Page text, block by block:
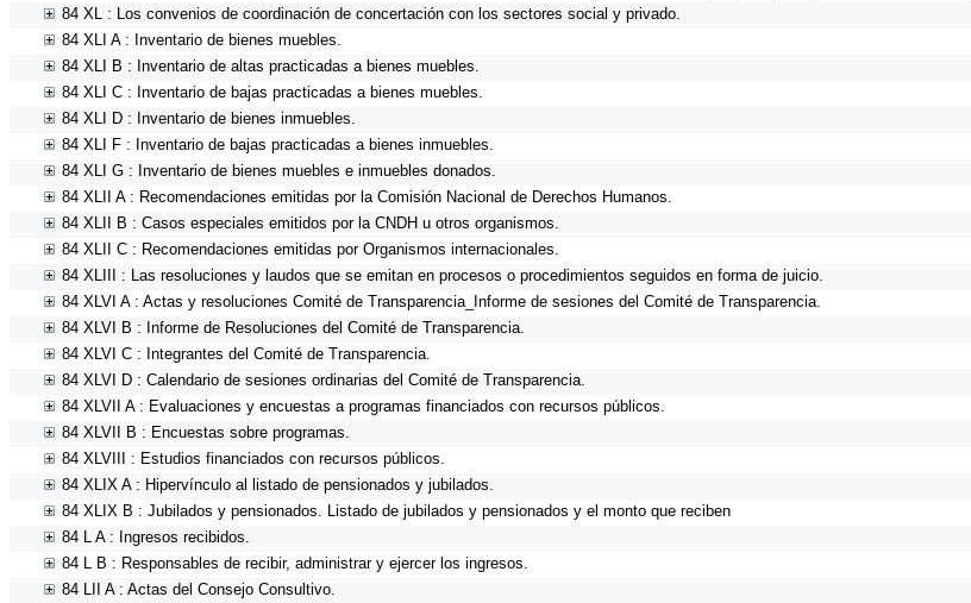
84 XL : Los convenios de coordinación de concertación con los sectores social y privado.
84 XLI A : Inventario de bienes muebles.
84 XLI B : Inventario de altas practicadas a bienes muebles.
84 XLI C : Inventario de bajas practicadas a bienes muebles.
84 XLI D : Inventario de bienes inmuebles.
84 XLI F : Inventario de bajas practicadas a bienes inmuebles.
84 XLI G : Inventario de bienes muebles e inmuebles donados.
84 XLII A : Recomendaciones emitidas por la Comisión Nacional de Derechos Humanos.
84 XLII B : Casos especiales emitidos por la CNDH u otros organismos.
84 XLII C : Recomendaciones emitidas por Organismos internacionales.
84 XLIII : Las resoluciones y laudos que se emitan en procesos o procedimientos seguidos en forma de juicio.
84 XLVI A : Actas y resoluciones Comité de Transparencia_Informe de sesiones del Comité de Transparencia.
84 XLVI B : Informe de Resoluciones del Comité de Transparencia.
84 XLVI C : Integrantes del Comité de Transparencia.
84 XLVI D : Calendario de sesiones ordinarias del Comité de Transparencia.
84 XLVII A : Evaluaciones y encuestas a programas financiados con recursos públicos.
84 XLVII B : Encuestas sobre programas.
84 XLVIII : Estudios financiados con recursos públicos.
84 XLIX A : Hipervínculo al listado de pensionados y jubilados.
84 XLIX B : Jubilados y pensionados. Listado de jubilados y pensionados y el monto que reciben
84 L A : Ingresos recibidos.
84 L B : Responsables de recibir, administrar y ejercer los ingresos.
84 LII A : Actas del Consejo Consultivo.